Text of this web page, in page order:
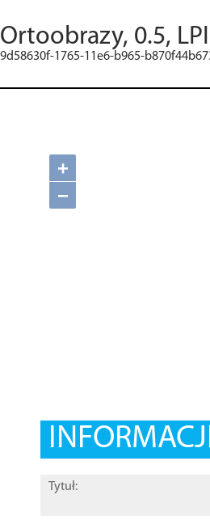
Ortoobrazy, 0.5,
9d58630f-1765-11e6-b965-
+
−
Tytuł: